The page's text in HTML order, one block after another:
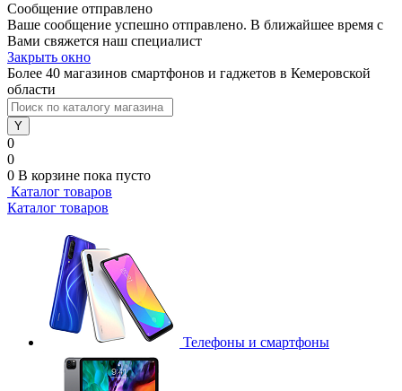
Сообщение отправлено
Ваше сообщение успешно отправлено. В ближайшее время с
Вами свяжется наш специалист
Закрыть окно
Более 40 магазинов смартфонов и гаджетов в Кемеровской
области
0
0
0 В корзине пока пусто
Каталог товаров
Каталог товаров
Телефоны и смартфоны